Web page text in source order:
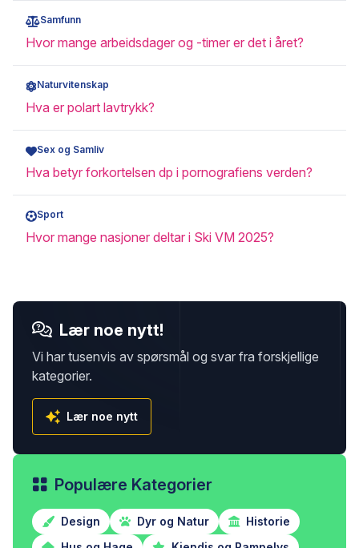
Samfunn
Hvor mange arbeidsdager og -timer er det i året?
Naturvitenskap
Hva er polart lavtrykk?
Sex og Samliv
Hva betyr forkortelsen dp i pornografiens verden?
Sport
Hvor mange nasjoner deltar i Ski VM 2025?
Lær noe nytt!
Vi har tusenvis av spørsmål og svar fra forskjellige
kategorier.
Lær noe nytt
Populære Kategorier
Design Dyr og Natur
Historie